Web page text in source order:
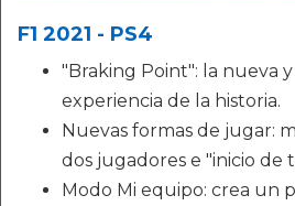
F1 2021 - PS4
"Braking Point": la nueva
experiencia de la historia.
Nuevas formas de jugar:
dos jugadores e "inicio de
Modo Mi equipo: crea un